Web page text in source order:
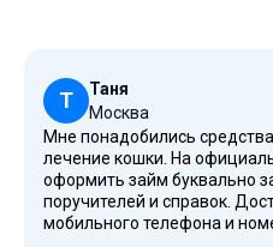
Т
Таня
Москва
Мне понадобились
лечение кошки. На
оформить займ буквально
поручителей и справок.
мобильного телефона и